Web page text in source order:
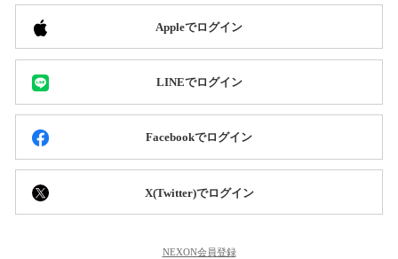
Appleでログイン
LINEでログイン
Facebookでログイン
X(Twitter)でログイン
NEXON会員登録